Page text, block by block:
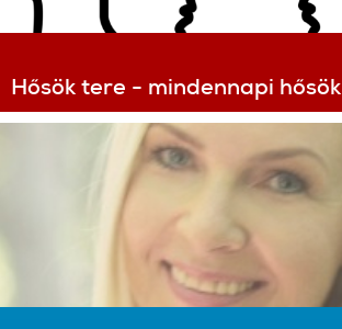
Hősök tere - mindennapi hősök